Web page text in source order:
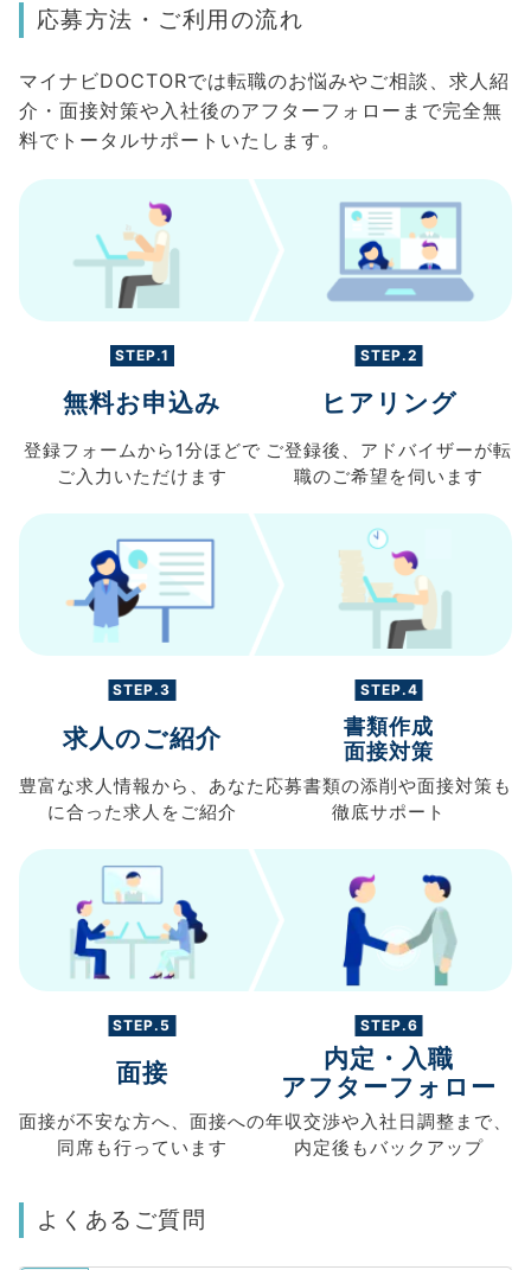
応募方法・ご利用の流れ
マイナビDOCTORでは転職のお悩みやご相談、求人紹
介・面接対策や入社後のアフターフォローまで完全無
料でトータルサポートいたします。
STEP.1
無料お申込み
登録フォームから 1分ほどで
ご入力 いただけます
STEP.2
ヒアリング
ご登録後、 アドバイザーが転
職のご希望を伺います
STEP.3
求人のご紹介
豊富な求人情報から、 あなた
に合った求人を ご紹介
STEP.4
書類作成
面接対策
応募書類の添削や面接対策も
徹底サポート
STEP.5
面接
面接が不安な方へ、 面接への
同席も行っています
STEP.6
内定・入職
アフターフォロー
年収交渉や 入社日調整まで、
内定後もバックアップ
よくあるご質問